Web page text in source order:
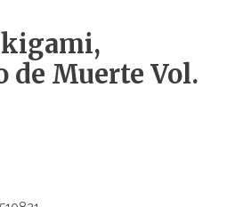
de Muerte Vol.